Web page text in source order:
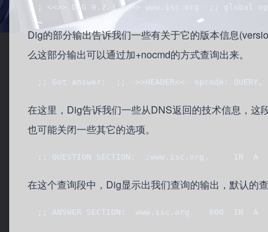
; <<>> DiG 9.2.3 <<>> www.isc.org  ;; global
Dig的部分输出告诉我们一些有关于它的版本信息
么这部分输出可以通过加+nocmd的方式查询出来。
;; Got answer:  ;; ->>HEADER<<- opcode:
在这里，Dig告诉我们一些从DNS返回的技术信息，这
也可能关闭一些其它的选项。
  ;; QUESTION SECTION:  ;www.isc.org.     IN  A
在这个查询段中，Dig显示出我们查询的输出，默认的
;; ANSWER SECTION:  www.isc.org.   600  IN  A